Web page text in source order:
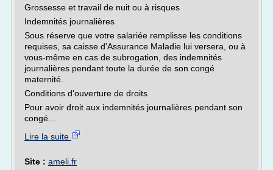
Grossesse et travail de nuit ou à risques
Indemnités journalières
Sous réserve que votre salariée remplisse les conditions
requises, sa caisse d'Assurance Maladie lui versera, ou à
vous-même en cas de subrogation, des indemnités
journalières pendant toute la durée de son congé
maternité.
Conditions d'ouverture de droits
Pour avoir droit aux indemnités journalières pendant son
congé...
Lire la suite
Site : ameli.fr